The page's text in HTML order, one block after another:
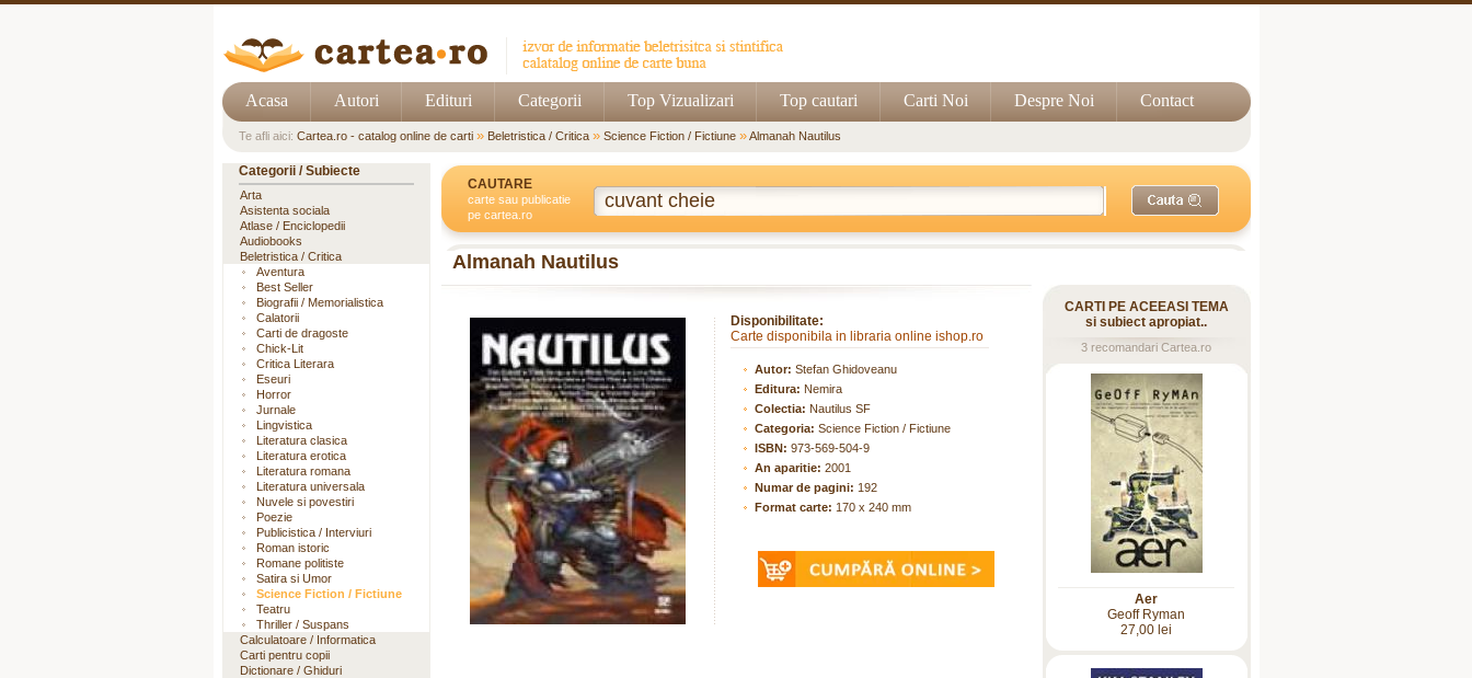
Acasa Autori Edituri Categorii Top Vizualizari Top cautari Carti Noi Despre Noi Contact
Te afli aici: Cartea.ro - catalog online de carti » Beletristica / Critica » Science Fiction / Fictiune » Almanah Nautilus
CAUTARE
carte sau publicatie
pe cartea.ro
Almanah Nautilus
Disponibilitate:
Carte disponibila in libraria online ishop.ro
Autor: Stefan Ghidoveanu
Editura: Nemira
Colectia: Nautilus SF
Categoria: Science Fiction / Fictiune
ISBN: 973-569-504-9
An aparitie: 2001
Numar de pagini: 192
Format carte: 170 x 240 mm
CARTI PE ACEEASI TEMA
si subiect apropiat..
3 recomandari Cartea.ro
Aer
Geoff Ryman
27,00 lei
Categorii / Subiecte
Arta
Asistenta sociala
Atlase / Enciclopedii
Audiobooks
Beletristica / Critica
Aventura
Best Seller
Biografii / Memorialistica
Calatorii
Carti de dragoste
Chick-Lit
Critica Literara
Eseuri
Horror
Jurnale
Lingvistica
Literatura clasica
Literatura erotica
Literatura romana
Literatura universala
Nuvele si povestiri
Poezie
Publicistica / Interviuri
Roman istoric
Romane politiste
Satira si Umor
Science Fiction / Fictiune
Teatru
Thriller / Suspans
Calculatoare / Informatica
Carti pentru copii
Dictionare / Ghiduri